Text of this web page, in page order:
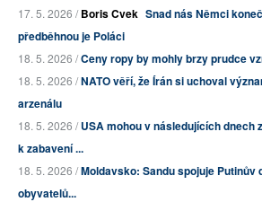
17. 5. 2026 /Boris Cvek Snad nás Němci
předběhnou je Poláci
18. 5. 2026 /Ceny ropy by mohly brzy prudce
18. 5. 2026 /NATO věří, že Írán si uchoval
arzenálu
18. 5. 2026 /USA mohou v následujících dnech
k zabavení ...
18. 5. 2026 /Moldavsko: Sandu spojuje
obyvatelů...